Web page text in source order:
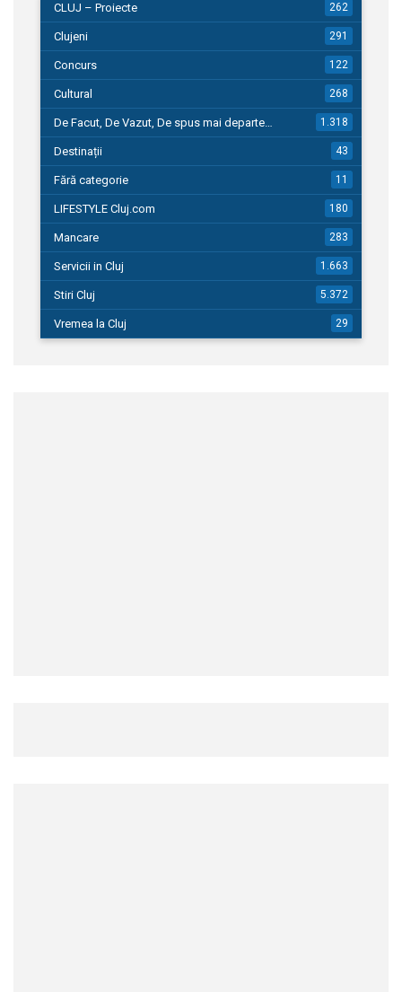
CLUJ – Proiecte 262
Clujeni 291
Concurs 122
Cultural 268
De Facut, De Vazut, De spus mai departe… 1.318
Destinații 43
Fără categorie 11
LIFESTYLE Cluj.com 180
Mancare 283
Servicii in Cluj 1.663
Stiri Cluj 5.372
Vremea la Cluj 29